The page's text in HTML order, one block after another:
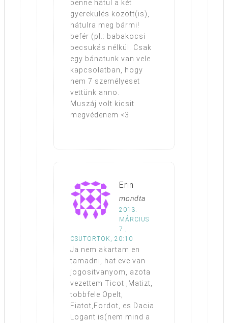
benne hátul a két
gyerekülés között(is),
hátulra meg bármi!
befér (pl.: babakocsi
becsukás nélkül. Csak
egy bánatunk van vele
kapcsolatban, hogy
nem 7 személyeset
vettünk anno.
Muszáj volt kicsit
megvédenem <3
Erin
mondta
2013.
MÁRCIUS
7.,
CSÜTÖRTÖK, 20:10
Ja nem akartam en
tamadni, hat eve van
jogositvanyom, azota
vezettem Ticot ,Matizt,
tobbfele Opelt,
Fiatot,Fordot, es Dacia
Logant is(nem mind a